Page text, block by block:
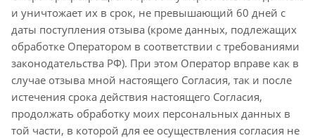
и уничтожает их в срок, не превышающий 60 дней с
даты поступления отзыва (кроме данных, подлежащих
обработке Оператором в соответствии с требованиями
законодательства РФ). При этом Оператор вправе как в
случае отзыва мной настоящего Согласия, так и после
истечения срока действия настоящего Согласия,
продолжать обработку моих персональных данных в
той части, в которой для ее осуществления согласия не